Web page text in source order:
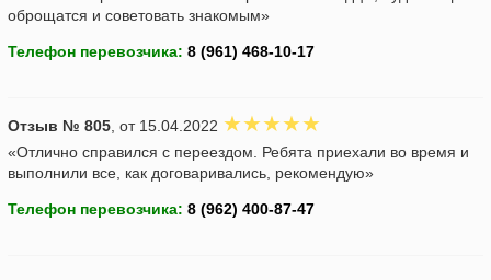
оброщатся и советовать знакомым»
Телефон перевозчика:
Отзыв № 805 , от 15.04.2022
«Отлично справился с переездом. Ребята приехали во время и
выполнили все, как договаривались, рекомендую»
Телефон перевозчика: